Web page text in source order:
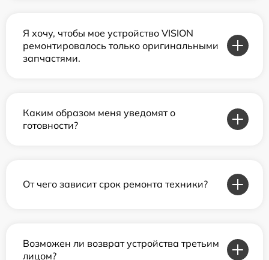
Я хочу, чтобы мое устройство VISION
ремонтировалось только оригинальными
запчастями.
Каким образом меня уведомят о
готовности?
От чего зависит срок ремонта техники?
Возможен ли возврат устройства третьим
лицом?